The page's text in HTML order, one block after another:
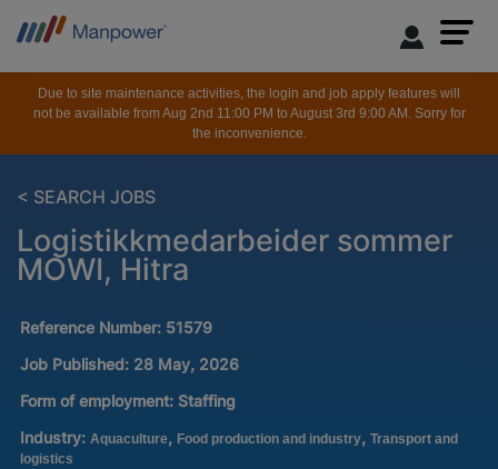
Due to site maintenance activities, the login and job apply features will
not be available from Aug 2nd 11:00 PM to August 3rd 9:00 AM. Sorry for
the inconvenience.
< SEARCH JOBS
Logistikkmedarbeider sommer
MOWI, Hitra
Reference Number: 51579
Job Published: 28 May, 2026
Form of employment: Staffing
Industry: Aquaculture, Food production and industry, Transport and
logistics